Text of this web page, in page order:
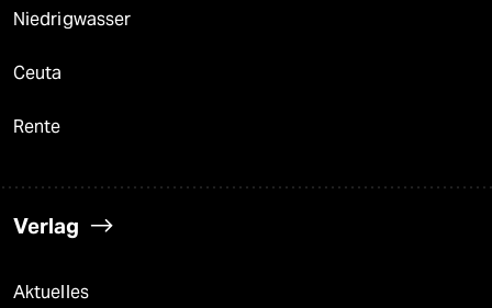
Niedrigwasser
Ceuta
Rente
Verlag
Aktuelles